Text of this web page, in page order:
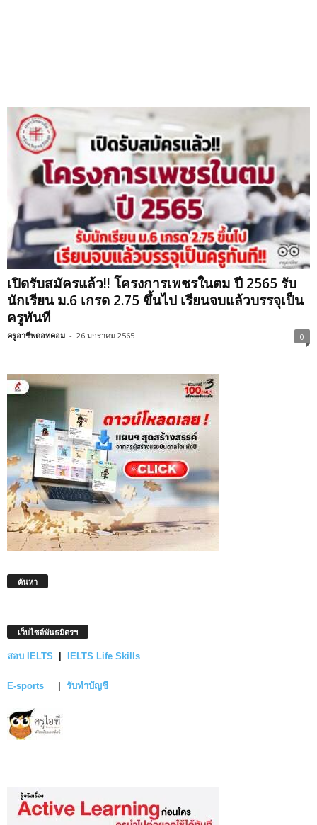
เปิดรับสมัครแล้ว!! โครงการเพชรในตม ปี 2565 รับ
นักเรียน ม.6 เกรด 2.75 ขึ้นไป เรียนจบแล้วบรรจุเป็น
ครูทันที
ครูอาชีพดอทคอม - 26 มกราคม 2565 0
ค้นหา
เว็บไซต์พันธมิตรฯ
สอบ IELTS IELTS Life Skills
E-sports รับทำบัญชี